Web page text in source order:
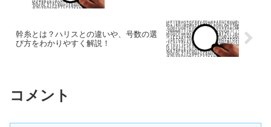
幹糸とは？ハリスとの違いや、号数の選
び方をわかりやすく解説！
コメント